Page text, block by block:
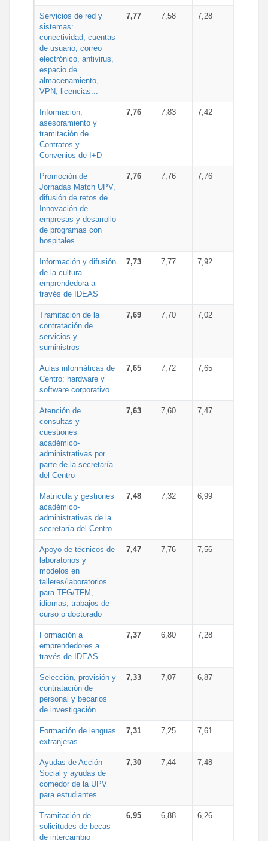
Servicios de red y
sistemas:
conectividad, cuentas
de usuario, correo
electrónico, antivirus,
espacio de
almacenamiento,
VPN, licencias...
7,77 7,58 7,28
Información,
asesoramiento y
tramitación de
Contratos y
Convenios de I+D
7,76 7,83 7,42
Promoción de
Jornadas Match UPV,
difusión de retos de
Innovación de
empresas y desarrollo
de programas con
hospitales
7,76 7,76 7,76
Información y difusión
de la cultura
emprendedora a
través de IDEAS
7,73 7,77 7,92
Tramitación de la
contratación de
servicios y
suministros
7,69 7,70 7,02
Aulas informáticas de
Centro: hardware y
software corporativo
7,65 7,72 7,65
Atención de
consultas y
cuestiones
académico-
administrativas por
parte de la secretaría
del Centro
7,63 7,60 7,47
Matrícula y gestiones
académico-
administrativas de la
secretaría del Centro
7,48 7,32 6,99
Apoyo de técnicos de
laboratorios y
modelos en
talleres/laboratorios
para TFG/TFM,
idiomas, trabajos de
curso o doctorado
7,47 7,76 7,56
Formación a
emprendedores a
través de IDEAS
7,37 6,80 7,28
Selección, provisión y
contratación de
personal y becarios
de investigación
7,33 7,07 6,87
Formación de lenguas
extranjeras
7,31 7,25 7,61
Ayudas de Acción
Social y ayudas de
comedor de la UPV
para estudiantes
7,30 7,44 7,48
Tramitación de
solicitudes de becas
de intercambio
6,95 6,88 6,26